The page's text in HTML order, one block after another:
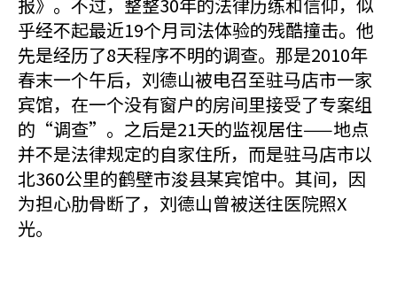
乎经不起最近19个月司法体验的残酷撞击。他
先是经历了8天程序不明的调查。那是2010年
春末一个午后，刘德山被电召至驻马店市一家
宾馆，在一个没有窗户的房间里接受了专案组
的“调查”。之后是21天的监视居住——地点
并不是法律规定的自家住所，而是驻马店市以
北360公里的鹤壁市浚县某宾馆中。其间，因
为担心肋骨断了，刘德山曾被送往医院照X
光。